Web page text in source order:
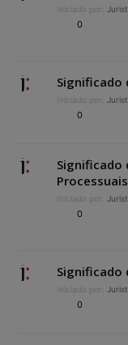
Iniciado por:
0
Significado
Iniciado por:
0
Significado
Processuais
Iniciado por:
0
Significado
Iniciado por:
0